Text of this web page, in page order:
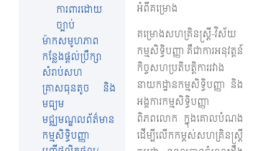
ការពារដោយ
ច្បាប់
ម៉ាកសមូហភាព
កន្លែងផ្តល់ប្រឹក្សា
សំរាប់សហ
គ្រាសធុនតូច និង
មធ្យម
មជ្ឈមណ្ឌលព័ត៌មាន
កម្មសិទ្ធិបញ្ញា
អំពីគម្រោង
គម្រោងសហគ្រិនស្ត្រី-វិស័យ
កម្មសិទ្ធិបញ្ញា គឺជាការអនុវត្តន៍
កិច្ចសហប្រតិបត្តិការរវាង
នាយកដ្ឋានកម្មសិទ្ធិបញ្ញា និង
អង្គការកម្មសិទ្ធិបញ្ញា
ពិភពលោក ក្នុងគោលបំណង
ដើម្បីលើកកម្ពស់សហគ្រិនស្រ្តី